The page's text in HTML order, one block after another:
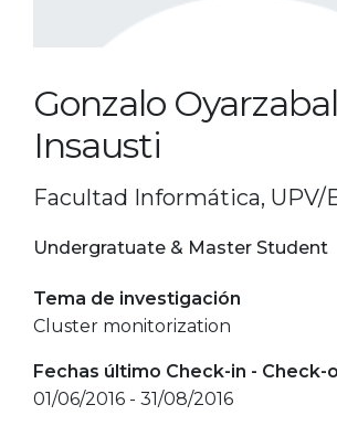
Gonzalo Oyarzabal
Insausti
Facultad Informática, UPV/
Undergratuate & Master Student
Tema de investigación
Cluster monitorization
Fechas último Check-in - Check-
01/06/2016 - 31/08/2016